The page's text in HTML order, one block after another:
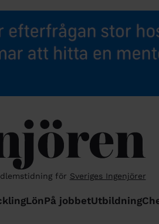
för Sveriges Ingenjörer
LönPå jobbetUtbildning